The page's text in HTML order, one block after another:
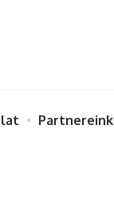
Partnereink